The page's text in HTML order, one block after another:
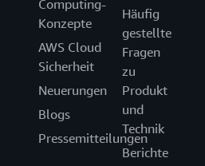
Computing-
Konzepte
AWS Cloud
Sicherheit
Neuerungen
Blogs
Pressemitteilungen
Häufig
gestellte
Fragen
zu
Produkt
und
Technik
Berichte